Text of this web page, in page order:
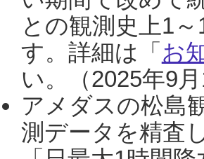
との観測史上1
す。詳細は「 お
い。（2025年9月
アメダスの松島
測データを精査